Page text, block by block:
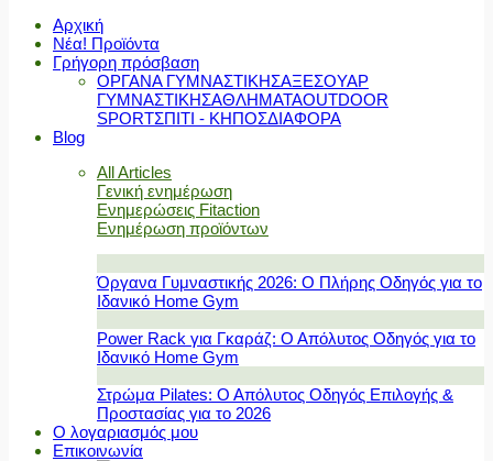
Αρχική
Νέα! Προϊόντα
Γρήγορη πρόσβαση
ΟΡΓΑΝΑ ΓΥΜΝΑΣΤΙΚΗΣΑΞΕΣΟΥΑΡ
ΓΥΜΝΑΣΤΙΚΗΣΑΘΛΗΜΑΤΑOUTDOOR
SPORTΣΠΙΤΙ - ΚΗΠΟΣΔΙΑΦΟΡΑ
Blog
All Articles
Γενική ενημέρωση
Ενημερώσεις Fitaction
Ενημέρωση προϊόντων
Όργανα Γυμναστικής 2026: Ο Πλήρης Οδηγός για το
Ιδανικό Home Gym
Power Rack για Γκαράζ: Ο Απόλυτος Οδηγός για το
Ιδανικό Home Gym
Στρώμα Pilates: Ο Απόλυτος Οδηγός Επιλογής &
Προστασίας για το 2026
Ο λογαριασμός μου
Επικοινωνία